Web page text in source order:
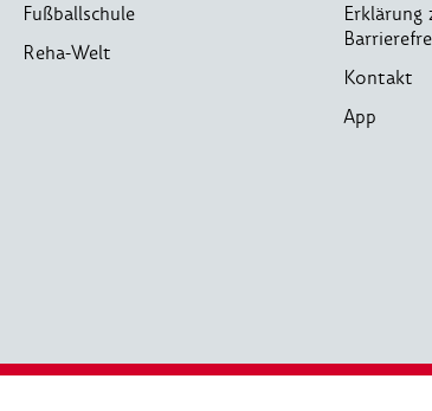
Fußballschule
Reha-Welt
Erklärung
Kontakt
App